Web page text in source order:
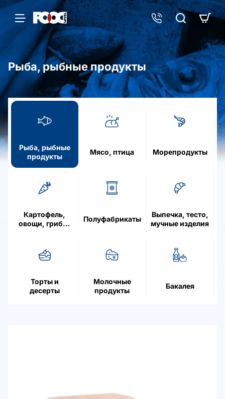
h
o
m
e
Рыба, рыбные продукты
Рыба, рыбные
продукты
Мясо, птица Морепродукты
Картофель,
овощи, грибы,
Полуфабрикаты
Выпечка, тесто,
мучные изделия
Торты и
десерты
Молочные
продукты
Бакалея